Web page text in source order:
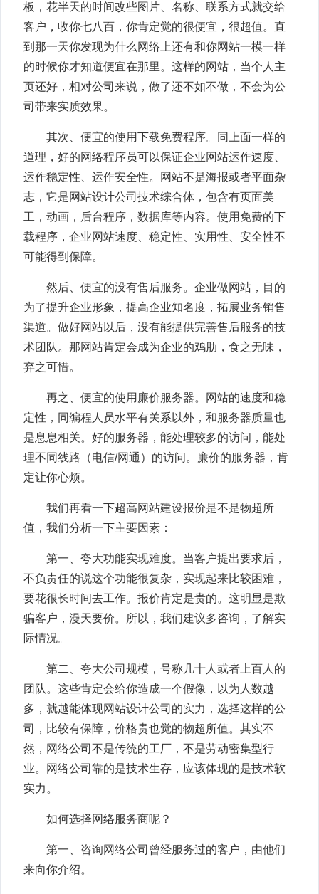
板，花半天的时间改些图片、名称、联系方式就交给
客户，收你七八百，你肯定觉的很便宜，很超值。直
到那一天你发现为什么网络上还有和你网站一模一样
的时候你才知道便宜在那里。这样的网站，当个人主
页还好，相对公司来说，做了还不如不做，不会为公
司带来实质效果。
其次、便宜的使用下载免费程序。同上面一样的
道理，好的网络程序员可以保证企业网站运作速度、
运作稳定性、运作安全性。网站不是海报或者平面杂
志，它是网站设计公司技术综合体，包含有页面美
工，动画，后台程序，数据库等内容。使用免费的下
载程序，企业网站速度、稳定性、实用性、安全性不
可能得到保障。
然后、便宜的没有售后服务。企业做网站，目的
为了提升企业形象，提高企业知名度，拓展业务销售
渠道。做好网站以后，没有能提供完善售后服务的技
术团队。那网站肯定会成为企业的鸡肋，食之无味，
弃之可惜。
再之、便宜的使用廉价服务器。网站的速度和稳
定性，同编程人员水平有关系以外，和服务器质量也
是息息相关。好的服务器，能处理较多的访问，能处
理不同线路（电信/网通）的访问。廉价的服务器，肯
定让你心烦。
我们再看一下超高网站建设报价是不是物超所
值，我们分析一下主要因素：
第一、夸大功能实现难度。当客户提出要求后，
不负责任的说这个功能很复杂，实现起来比较困难，
要花很长时间去工作。报价肯定是贵的。这明显是欺
骗客户，漫天要价。所以，我们建议多咨询，了解实
际情况。
第二、夸大公司规模，号称几十人或者上百人的
团队。这些肯定会给你造成一个假像，以为人数越
多，就越能体现网站设计公司的实力，选择这样的公
司，比较有保障，价格贵也觉的物超所值。其实不
然，网络公司不是传统的工厂，不是劳动密集型行
业。网络公司靠的是技术生存，应该体现的是技术软
实力。
如何选择网络服务商呢？
第一、咨询网络公司曾经服务过的客户，由他们
来向你介绍。